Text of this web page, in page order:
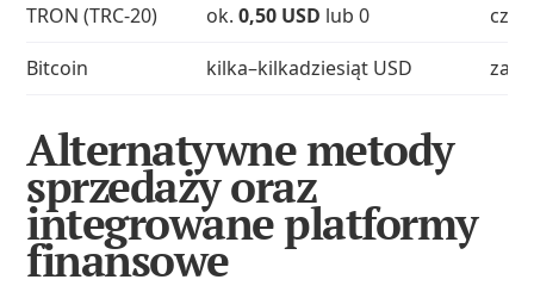
TRON (TRC-20)
ok.0,50 USD lub 0
Bitcoin
kilka–kilkadziesiąt USD
Alternatywne metody
sprzedaży oraz
integrowane platformy
finansowe